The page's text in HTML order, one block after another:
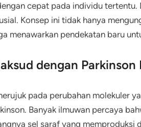
cepat pada individu tertentu.
Konsep ini tidak hanya
menawarkan pendekatan baru
dengan Parkinson
pada perubahan molekuler
Banyak ilmuwan percaya
sel saraf yang memproduksi